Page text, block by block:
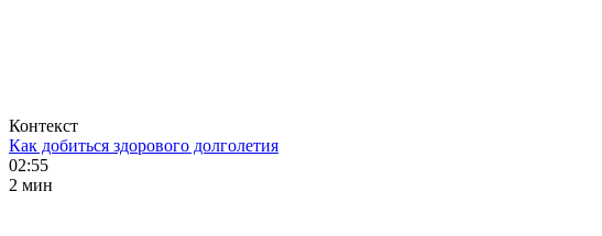
Контекст
Как добиться здорового долголетия
02:55
2 мин